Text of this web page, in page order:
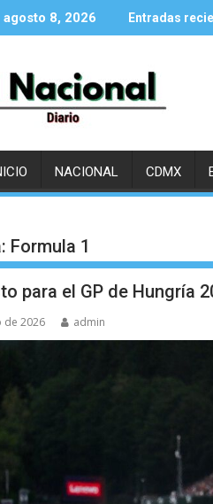
agosto 8, 2026 Entradas
NACIONAL CDMX
Formula 1
para el GP de Hungría
de 2026 admin